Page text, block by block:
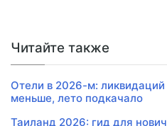
Читайте также
Отели в 2026-м:
меньше, лето подкачало
Таиланд 2026: гид для